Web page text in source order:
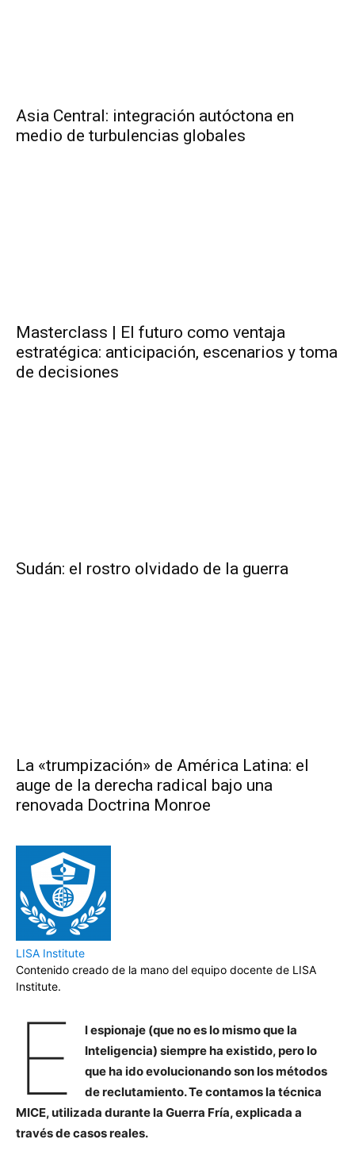
Asia Central: integración autóctona en
medio de turbulencias globales
Masterclass | El futuro como ventaja
estratégica: anticipación, escenarios y toma
de decisiones
Sudán: el rostro olvidado de la guerra
La «trumpización» de América Latina: el
auge de la derecha radical bajo una
renovada Doctrina Monroe
LISA Institute
Contenido creado de la mano del equipo docente de LISA
Institute.
E
l espionaje (que no es lo mismo que la
Inteligencia) siempre ha existido, pero lo
que ha ido evolucionando son los métodos
de reclutamiento. Te contamos la técnica
MICE, utilizada durante la Guerra Fría, explicada a
través de casos reales.